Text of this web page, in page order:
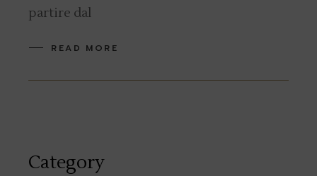
partire dal
READ MORE
Category